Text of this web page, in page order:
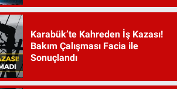
Karabük’te Kahreden İş Kazası!
Bakım Çalışması Facia ile
Sonuçlandı